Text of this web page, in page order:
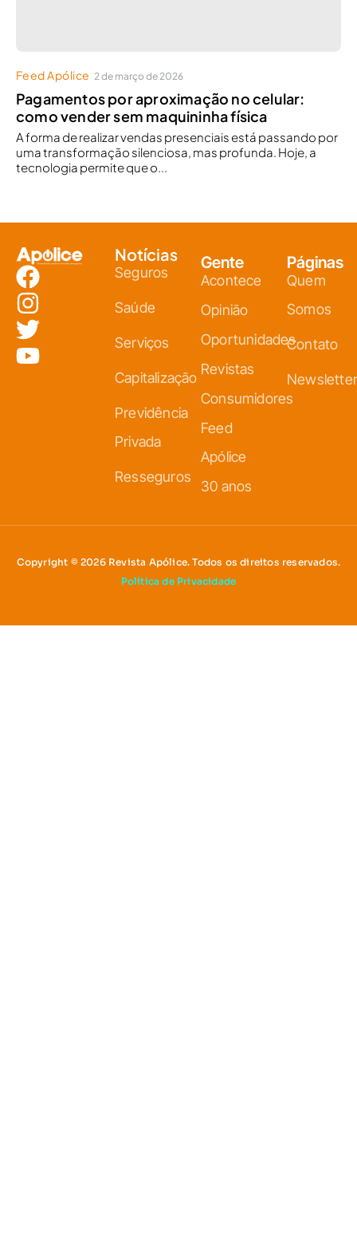
Feed Apólice 2 de março de 2026
Pagamentos por aproximação no celular:
como vender sem maquininha física
A forma de realizar vendas presenciais está passando por
uma transformação silenciosa, mas profunda. Hoje, a
tecnologia permite que o...
Notícias
Seguros
Saúde
Serviços
Capitalização
Previdência
Privada
Resseguros
Gente
Acontece
Opinião
Oportunidades
Revistas
Consumidores
Feed
Apólice
30 anos
Páginas
Quem
Somos
Contato
Newsletter
Copyright © 2026 Revista Apólice. Todos os direitos reservados.
Política de Privacidade